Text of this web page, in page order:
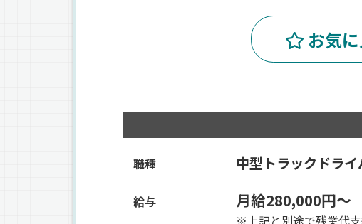
お気
職種 中型トラックドライ
給与 月給280,000円～